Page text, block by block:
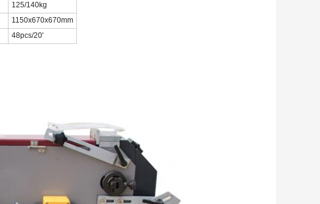
125/140kg
1150x670x670mm
48pcs/20'